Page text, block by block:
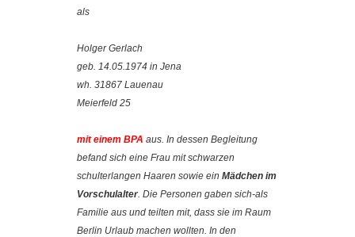
als
Holger Gerlach
geb. 14.05.1974 in Jena
wh. 31867 Lauenau
Meierfeld 25
mit einem BPA aus. In dessen Begleitung
befand sich eine Frau mit schwarzen
schulterlangen Haaren sowie ein Mädchen im
Vorschulalter. Die Personen gaben sich-als
Familie aus und teilten mit, dass sie im Raum
Berlin Urlaub machen wollten. In den